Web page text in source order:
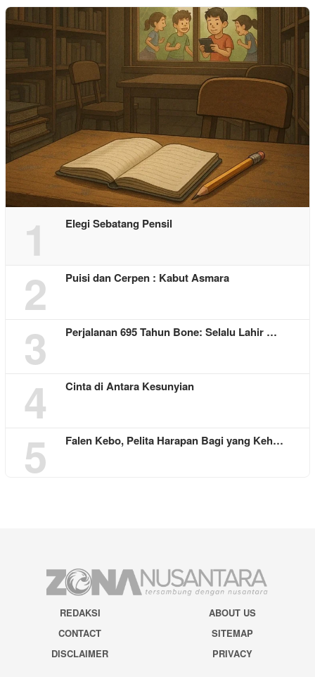
1 Elegi Sebatang Pensil
2 Puisi dan Cerpen : Kabut Asmara
3 Perjalanan 695 Tahun Bone: Selalu Lahir …
4 Cinta di Antara Kesunyian
5 Falen Kebo, Pelita Harapan Bagi yang Keh…
REDAKSI
ABOUT US
CONTACT
SITEMAP
DISCLAIMER
PRIVACY